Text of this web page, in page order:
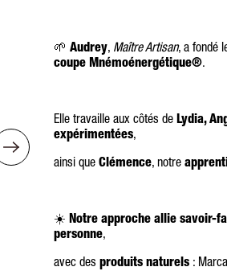
🌱 Audrey, Maître Artisan, a fondé
coupe Mnémoénergétique®.
Elle travaille aux côtés de Lydia,
expérimentées,
ainsi que Clémence, notre
☀️ Notre approche allie savoir-
personne,
avec des produits naturels :